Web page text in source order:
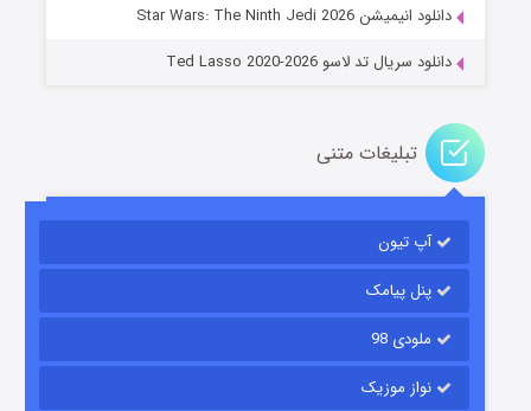
دانلود انیمیشن Star Wars: The Ninth Jedi 2026
دانلود سریال تد لاسو Ted Lasso 2020-2026
تبلیغات متنی
آپ تیون
پنل پیامک
ملودی 98
نواز موزیک